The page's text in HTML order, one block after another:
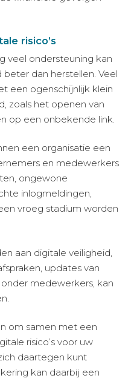
risico’s
veel ondersteuning kan
dan herstellen. Veel
een ogenschijnlijk klein
zoals het openen van
op een onbekende link.
een organisatie een
en medewerkers
ongewone
inlogmeldingen,
vroeg stadium worden
aan digitale veiligheid,
updates van
medewerkers, kan
om samen met een
risico’s voor uw
daartegen kunt
kan daarbij een